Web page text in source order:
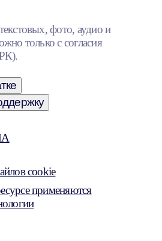
фото, аудио и
только с согласия
cookie
применяются